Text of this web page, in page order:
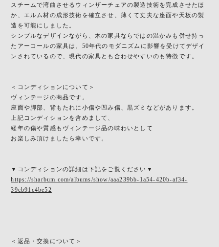
スチームで湾曲させるウィンザーチェアの製造技術を完成させたほ
か、エルム材の成形技術を確立させ、薄くて丈夫な座面や天板の製
造を可能にしました。
シンプルなデザインながら、木の家具ならではの温かみも併せ持っ
たアーコールの家具は、50年代のモダニズムに影響を受けてデザイ
ンされているので、現代の家具とも合わせやすいのも特徴です。
＜コンディションについて＞
ヴィンテージの商品です。
座面や脚部、背もたれに小傷や凹み傷、黒ズミなどがあります。
上記コンディションを含めまして、
経年の傷や質感もヴィンテージ品の味わいとして
お楽しみ頂けましたら幸いです。
▼コンディションの詳細は下記をご覧ください▼
https://sharbum.com/albums/show/aaa239bb-1a54-420b-af34-
39cb91c4be52
＜返品・交換について＞